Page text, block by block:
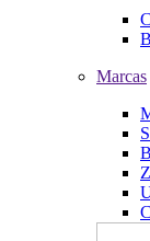
Marcas